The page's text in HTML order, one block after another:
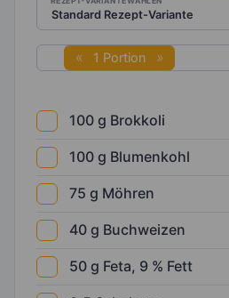
1 Portion
100 g Brokkoli
100 g Blumenkohl
75 g Möhren
40 g Buchweizen
50 g Feta, 9 % Fett